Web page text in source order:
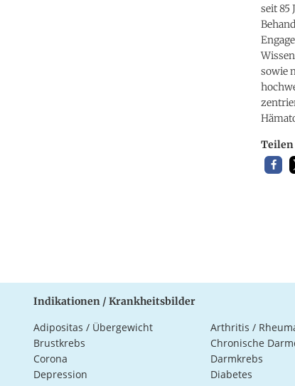
seit 85
sowie
Teilen
Indikationen / Krankheitsbilder
Adipositas / Übergewicht Arthritis /
Brustkrebs
Chronische
Corona
Darmkrebs
Depression
Diabetes